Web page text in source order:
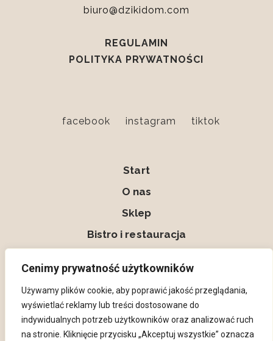
Cenimy prywatność użytkowników
Używamy plików cookie, aby poprawić jakość przeglądania,
wyświetlać reklamy lub treści dostosowane do
indywidualnych potrzeb użytkowników oraz analizować ruch
na stronie. Kliknięcie przycisku „Akceptuj wszystkie” oznacza
biuro@dzikidom.com
REGULAMIN
POLITYKA PRYWATNOŚCI
facebook instagram tiktok
Start
O nas
Sklep
Bistro i restauracja
Moje konto